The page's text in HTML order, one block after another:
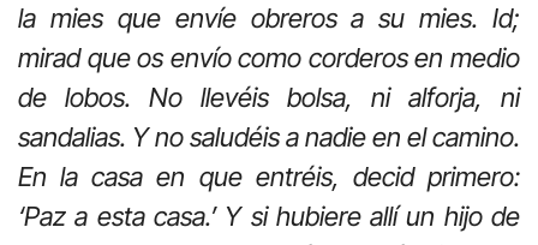
la mies que envíe obreros a su mies. Id;
mirad que os envío como corderos en medio
de lobos. No llevéis bolsa, ni alforja, ni
sandalias. Y no saludéis a nadie en el camino.
En la casa en que entréis, decid primero:
‘Paz a esta casa.’ Y si hubiere allí un hijo de